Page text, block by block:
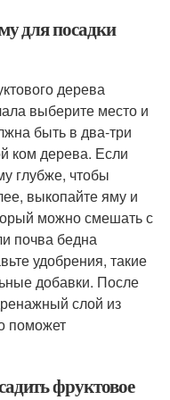
для посадки
дерева
выберите место и
быть в два-три
ком дерева. Если
глубже, чтобы
выкопайте яму и
можно смешать с
почва бедна
удобрения, такие
добавки. После
слой из
поможет
фруктовое